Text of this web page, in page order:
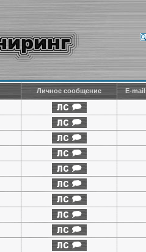
Личное сообщение E-